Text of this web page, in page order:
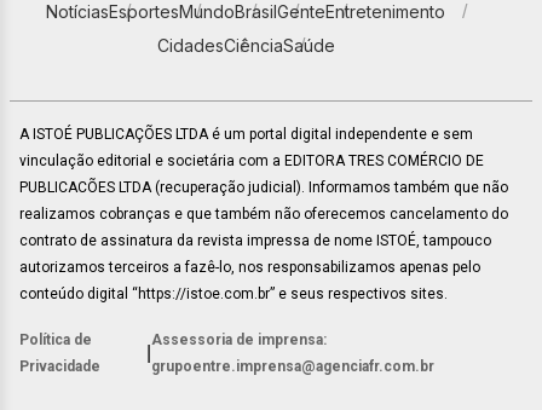
NotíciasEsportesMundoBrasilGenteEntretenimento
CidadesCiênciaSaúde
A ISTOÉ PUBLICAÇÕES LTDA é um portal digital independente e sem
vinculação editorial e societária com a EDITORA TRES COMÉRCIO DE
PUBLICACÕES LTDA (recuperação judicial). Informamos também que não
realizamos cobranças e que também não oferecemos cancelamento do
contrato de assinatura da revista impressa de nome ISTOÉ, tampouco
autorizamos terceiros a fazê-lo, nos responsabilizamos apenas pelo
conteúdo digital “https://istoe.com.br” e seus respectivos sites.
Política de
Privacidade
Assessoria de imprensa:
grupoentre.imprensa@agenciafr.com.br